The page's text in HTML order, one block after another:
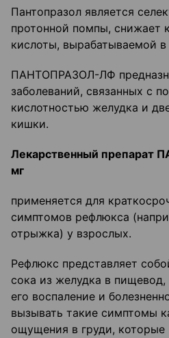
Пантопразол является
протонной помпы, снижает
кислоты, вырабатываемой в
ПАНТОПРАЗОЛ-ЛФ
заболеваний, связанных с
кислотностью желудка и
кишки.
Лекарственный
мг
применяется для
симптомов рефлюкса
отрыжка) у взрослых.
Рефлюкс представляет
сока из желудка в
его воспаление и
вызывать такие симптомы
ощущения в груди, которые